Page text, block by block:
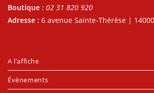
Boutique : 02 31 820 920
Adresse : 6 avenue Sainte-Thérèse |
A l’affiche
Évènements